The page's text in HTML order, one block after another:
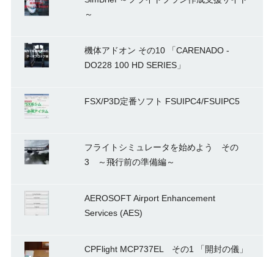
～
機体アドオン その10 「CARENADO -
DO228 100 HD SERIES」
FSX/P3D定番ソフト FSUIPC4/FSUIPC5
フライトシミュレータを始めよう その
3 ～飛行前の準備編～
AEROSOFT Airport Enhancement
Services (AES)
CPFlight MCP737EL その1 「開封の儀」